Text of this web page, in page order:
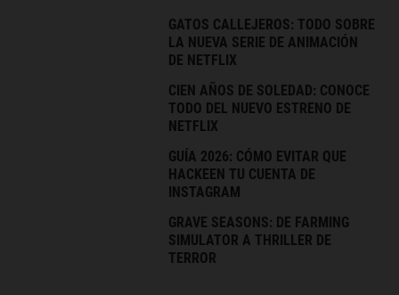
GATOS CALLEJEROS: TODO SOBRE
LA NUEVA SERIE DE ANIMACIÓN
DE NETFLIX
CIEN AÑOS DE SOLEDAD: CONOCE
TODO DEL NUEVO ESTRENO DE
NETFLIX
GUÍA 2026: CÓMO EVITAR QUE
HACKEEN TU CUENTA DE
INSTAGRAM
GRAVE SEASONS: DE FARMING
SIMULATOR A THRILLER DE
TERROR